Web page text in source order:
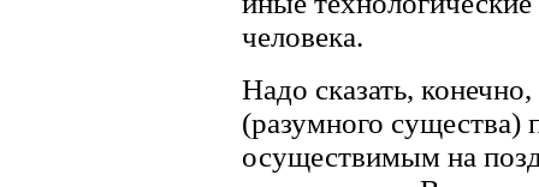
человека.
Надо сказать,
(разумного существа)
осуществимым на